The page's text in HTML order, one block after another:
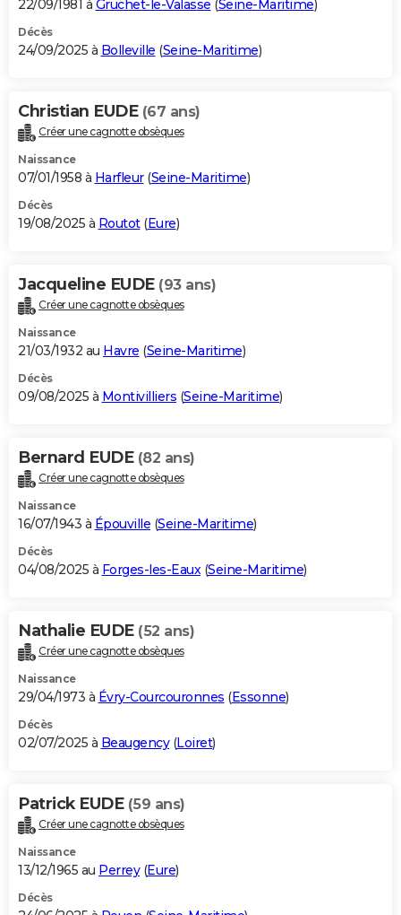
22/09/1981 à Gruchet-le-Valasse (Seine-Maritime)
Décès
24/09/2025 à Bolleville (Seine-Maritime)
Christian EUDE (67 ans)
Créer une cagnotte obsèques
Naissance
07/01/1958 à Harfleur(Seine-Maritime)
Décès
19/08/2025 à Routot(Eure)
Jacqueline EUDE (93 ans)
Créer une cagnotte obsèques
Naissance
21/03/1932 au Havre (Seine-Maritime)
Décès
09/08/2025 à Montivilliers (Seine-Maritime)
Bernard EUDE (82 ans)
Créer une cagnotte obsèques
Naissance
16/07/1943 à Épouville (Seine-Maritime)
Décès
04/08/2025 à Forges-les-Eaux(Seine-Maritime)
Nathalie EUDE (52 ans)
Créer une cagnotte obsèques
Naissance
29/04/1973 à Évry-Courcouronnes (Essonne)
Décès
02/07/2025 à Beaugency(Loiret)
Patrick EUDE (59 ans)
Créer une cagnotte obsèques
Naissance
13/12/1965 au Perrey(Eure)
Décès